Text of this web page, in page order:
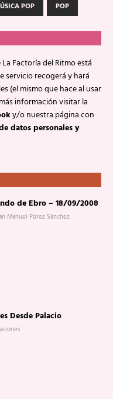
POP POP
Factoría del Ritmo está
servicio recogerá y hará
(el mismo que hace al usar
información visitar la
y/o nuestra página con
datos personales y
de Ebro – 18/09/2008
Manuel Pérez Sánchez
Desde Palacio